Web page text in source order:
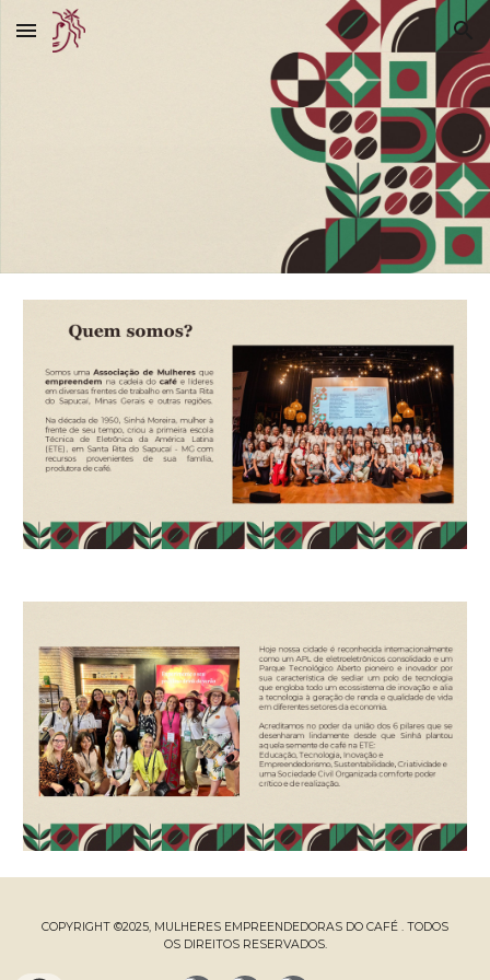
Skip to main content Skip to navigation
COPYRIGHT ©2025, MULHERES EMPREENDEDORAS DO CAFÉ . TODOS
OS DIREITOS RESERVADOS.